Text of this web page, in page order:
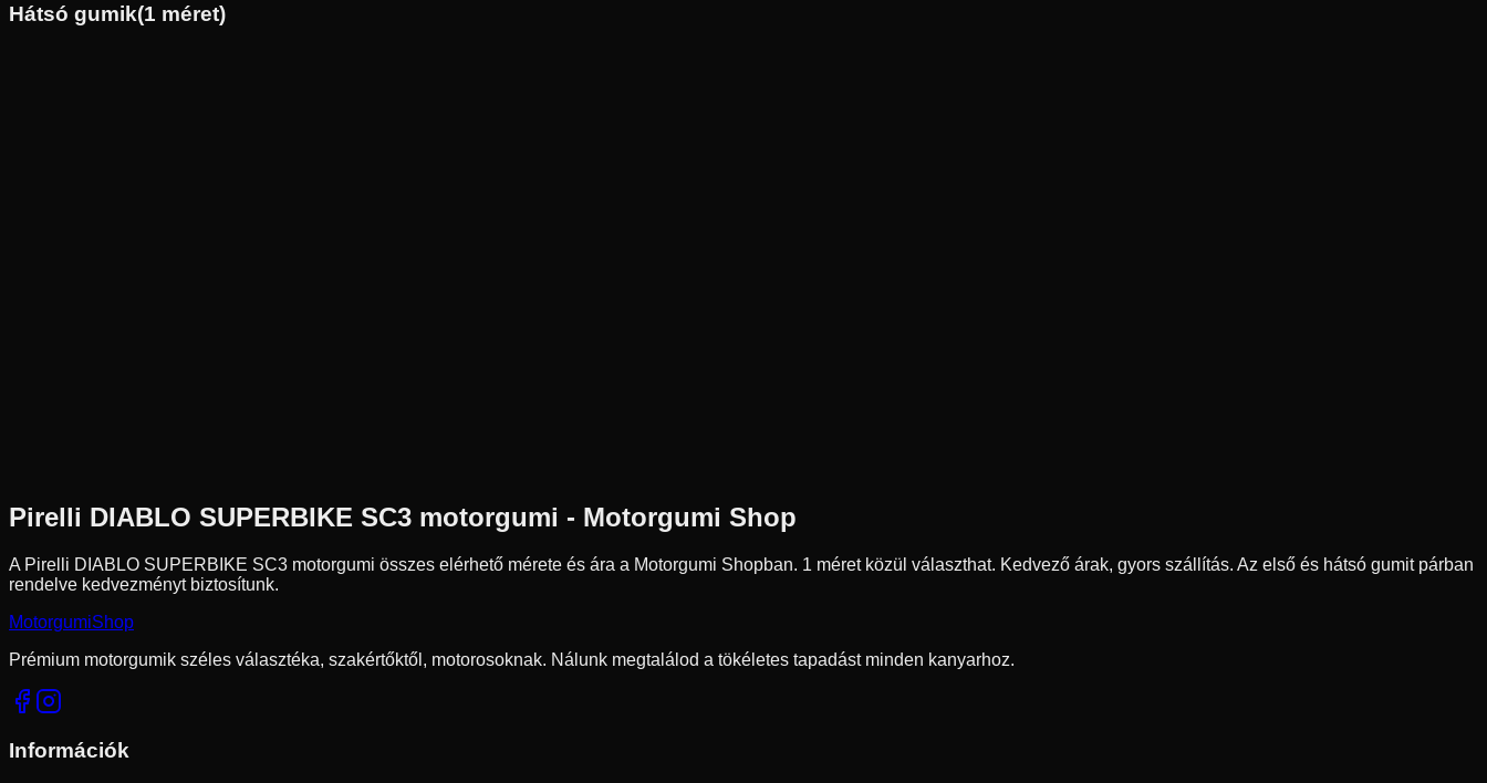
Hátsó gumik(1 méret)
Pirelli DIABLO SUPERBIKE SC3 motorgumi - Motorgumi Shop
A Pirelli DIABLO SUPERBIKE SC3 motorgumi összes elérhető mérete és ára a Motorgumi Shopban. 1 méret közül választhat. Kedvező árak, gyors szállítás. Az első és hátsó gumit párban
rendelve kedvezményt biztosítunk.
MotorgumiShop
Prémium motorgumik széles választéka, szakértőktől, motorosoknak. Nálunk megtalálod a tökéletes tapadást minden kanyarhoz.
Információk